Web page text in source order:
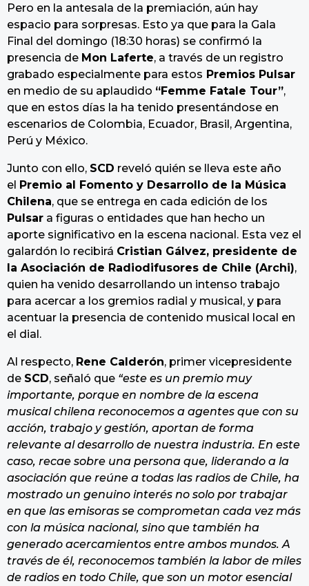
Pero en la antesala de la premiación, aún hay
espacio para sorpresas. Esto ya que para la Gala
Final del domingo (18:30 horas) se confirmó la
presencia de Mon Laferte, a través de un registro
grabado especialmente para estos Premios Pulsar
en medio de su aplaudido “Femme Fatale Tour”,
que en estos días la ha tenido presentándose en
escenarios de Colombia, Ecuador, Brasil, Argentina,
Perú y México.
Junto con ello, SCD reveló quién se lleva este año
el Premio al Fomento y Desarrollo de la Música
Chilena, que se entrega en cada edición de los
Pulsar a figuras o entidades que han hecho un
aporte significativo en la escena nacional. Esta vez el
galardón lo recibirá Cristian Gálvez, presidente de
la Asociación de Radiodifusores de Chile (Archi),
quien ha venido desarrollando un intenso trabajo
para acercar a los gremios radial y musical, y para
acentuar la presencia de contenido musical local en
el dial.
Al respecto, Rene Calderón, primer vicepresidente
de SCD, señaló que “este es un premio muy
importante, porque en nombre de la escena
musical chilena reconocemos a agentes que con su
acción, trabajo y gestión, aportan de forma
relevante al desarrollo de nuestra industria. En este
caso, recae sobre una persona que, liderando a la
asociación que reúne a todas las radios de Chile, ha
mostrado un genuino interés no solo por trabajar
en que las emisoras se comprometan cada vez más
con la música nacional, sino que también ha
generado acercamientos entre ambos mundos. A
través de él, reconocemos también la labor de miles
de radios en todo Chile, que son un motor esencial